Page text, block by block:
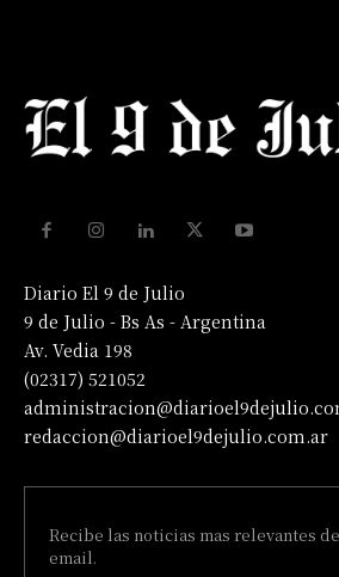
Diario El 9 de Julio
9 de Julio - Bs As - Argentina
Av. Vedia 198
(02317) 521052
redaccion@diarioel9dejulio.com.ar
Recibe las noticias mas relevantes
email.